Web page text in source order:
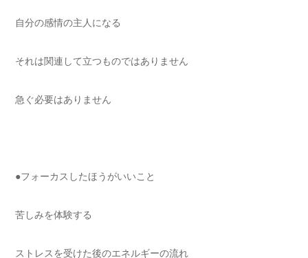
自分の感情の主人になる
それは関連して立つものではありません
急ぐ必要はありません
●フォーカスしたほうがいいこと
苦しみを体験する
ストレスを受けた後のエネルギーの流れ